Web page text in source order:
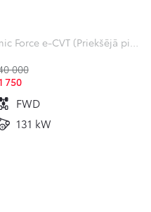
Luxury Limited 2.5 Hybrid Dynamic Force e-CVT (Priekšējā piedziņa) (131 kW)
000
750
FWD
131 kW